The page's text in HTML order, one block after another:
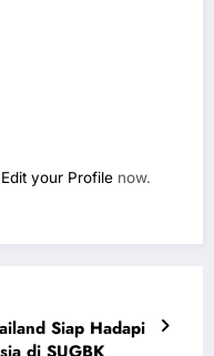
Edit your Profile now.
Siap Hadapi